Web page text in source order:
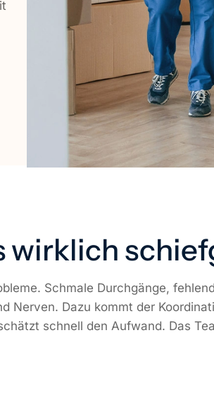
wirklich
Schmale Durchgänge,
Nerven. Dazu kommt der
schnell den Aufwand. Das